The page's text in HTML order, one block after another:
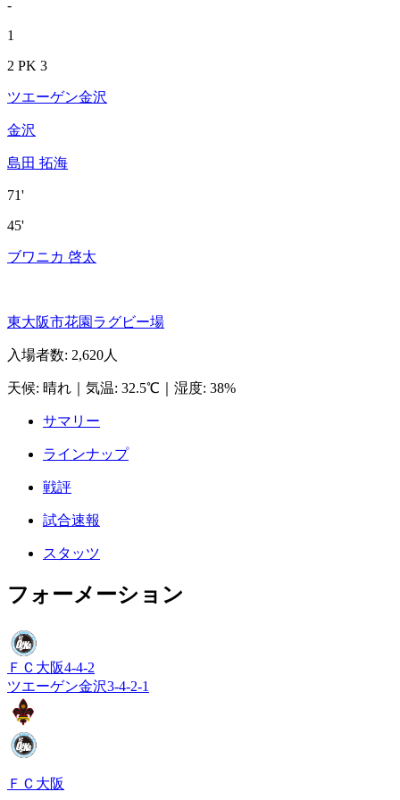
-
1
2 PK 3
ツエーゲン金沢
金沢
島田 拓海
71'
45'
ブワニカ 啓太
東大阪市花園ラグビー場
入場者数: 2,620人
天候: 晴れ 気温: 32.5℃ 湿度: 38%
サマリー
ラインナップ
戦評
試合速報
スタッツ
フォーメーション
ＦＣ大阪4-4-2
ツエーゲン金沢3-4-2-1
ＦＣ大阪